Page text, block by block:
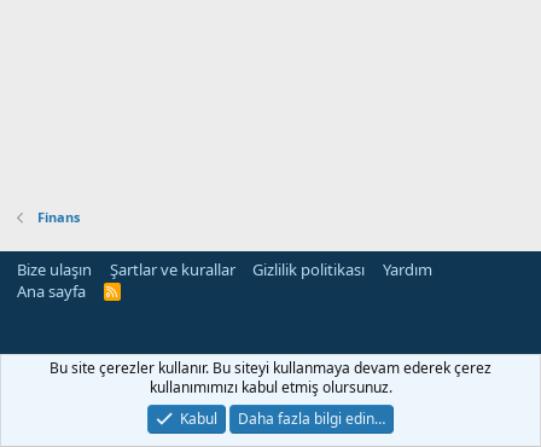
Finans
Bize ulaşın Şartlar ve kurallar Gizlilik politikası
Yardım
Ana sayfa
R
Bu site çerezler kullanır. Bu siteyi kullanmaya devam ederek çerez
kullanımımızı kabul etmiş olursunuz.
Kabul
Daha fazla bilgi edin…